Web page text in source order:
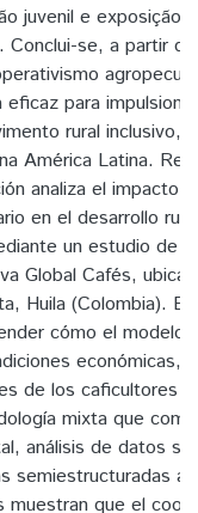
juvenil e exposição
Conclui-se, a partir
para
rural inclusivo,
América Latina.
analiza el impacto
en el desarrollo
un estudio de
Global Cafés,
Huila (Colombia).
cómo el modelo
económicas,
de los caficultores
mixta que
análisis de datos
semiestructuradas a
muestran que el